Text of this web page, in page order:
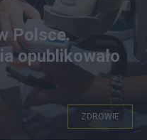
Polsce.
opublikowało
ZDROWIE